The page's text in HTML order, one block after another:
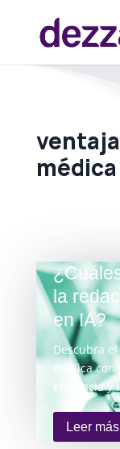
la
en IA?
Descubra
médica con
eficiencia y
Leer más